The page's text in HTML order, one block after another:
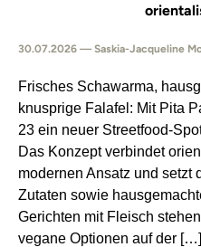
30.07.2026 — Saskia-Jacqueline
Frisches Schawarma,
knusprige Falafel: Mit Pita
23 ein neuer Streetfood-
Das Konzept verbindet
modernen Ansatz und setzt
Zutaten sowie
Gerichten mit Fleisch
vegane Optionen auf der […]